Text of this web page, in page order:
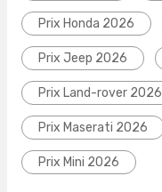
Prix Honda 2026
Prix Jeep 2026
Prix Land-rover 2026
Prix Maserati 2026
Prix Mini 2026